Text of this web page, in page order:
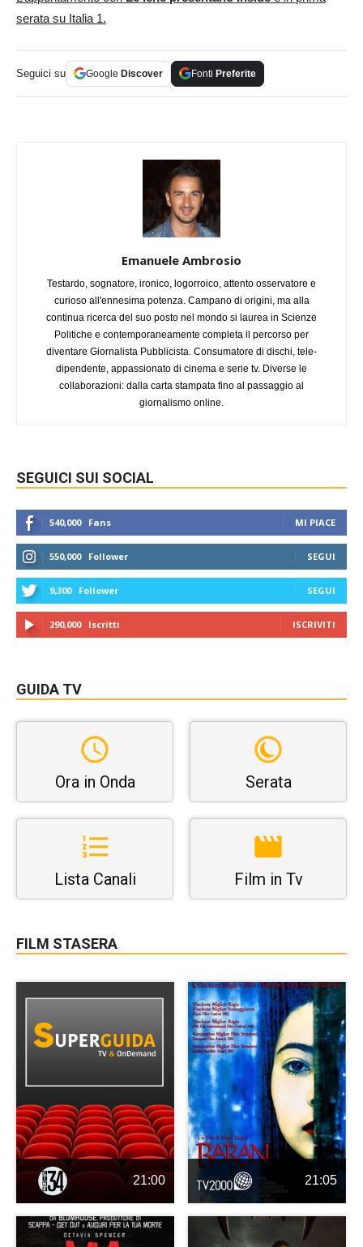
serata su Italia 1.
Seguici su Google Discover Fonti Preferite
Emanuele Ambrosio
Testardo, sognatore, ironico, logorroico, attento osservatore e
curioso all'ennesima potenza. Campano di origini, ma alla
continua ricerca del suo posto nel mondo si laurea in Scienze
Politiche e contemporaneamente completa il percorso per
diventare Giornalista Pubblicista. Consumatore di dischi, tele-
dipendente, appassionato di cinema e serie tv. Diverse le
collaborazioni: dalla carta stampata fino al passaggio al
giornalismo online.
SEGUICI SUI SOCIAL
540,000 Fans MI PIACE
550,000 Follower SEGUI
9,300 Follower SEGUI
290,000 Iscritti ISCRIVITI
GUIDA TV
Ora in Onda Serata
Lista Canali Film in Tv
FILM STASERA
21:00 21:05